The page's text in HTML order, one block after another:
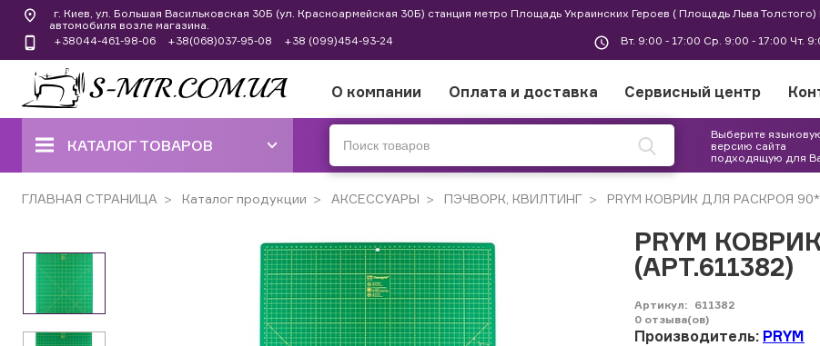
г. Киев, ул. Большая Васильковская 30Б (ул. Красноармейская 30Б) станция метро Площадь Украинских Героев ( Площадь Льва
автомобиля возле магазина.
+38044-461-98-06
+38(068)037-95-08 +38 (099)454-93-24 Вт. 9:00 - 17:00 Ср. 9:00 - 17:00 Чт.
О компании Оплата и доставка Сервисный центр
КАТАЛОГ ТОВАРОВ
ШВЕЙНЫЕ МАШИНЫ
ПЛОСКОШОВНЫЕ МАШИНЫ
ВЫШИВАЛЬНЫЕ И ШВЕЙНО-
ВЫШИВАЛЬНЫЕ
ШВЕЙНЫЕ МАШИНЫ РУЧНОГО
Выберите
версию сайта
подходящую для
ГЛАВНАЯ СТРАНИЦА Каталог продукции АКСЕССУАРЫ ПЭЧВОРК, КВИЛТИНГ PRYM КОВРИК ДЛЯ РАСКРОЯ
PRYM
(АРТ.611382)
Артикул: 611382
0 отзыва(ов)
Производитель: PRYM